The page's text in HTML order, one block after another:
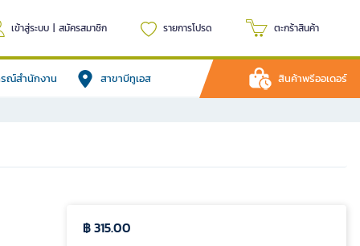
เข้าสู่ระบบ | สมัครสมาชิก รายการโปรด ตะกร้าสินค้า
รณ์สำนักงาน สาขาบีทูเอส สินค้าพรีออเดอร์
฿ 315.00